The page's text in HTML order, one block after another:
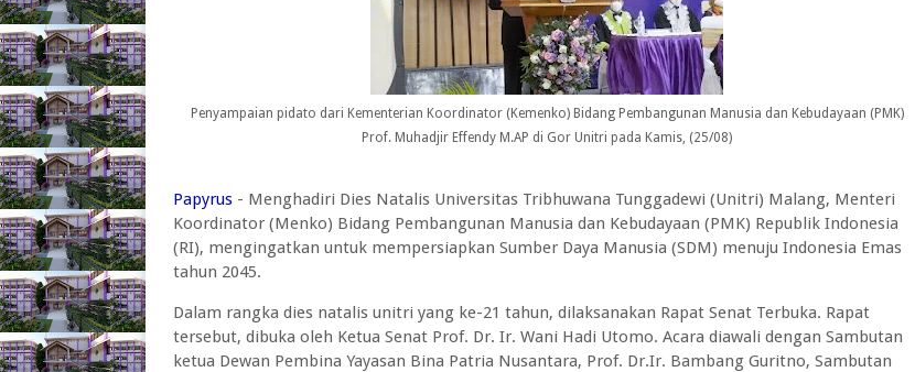
Penyampaian pidato dari Kementerian Koordinator (Kemenko) Bidang Pembangunan Manusia dan Kebudayaan (PMK)
Prof. Muhadjir Effendy M.AP di Gor Unitri pada Kamis, (25/08)
Papyrus - Menghadiri Dies Natalis Universitas Tribhuwana Tunggadewi (Unitri) Malang, Menteri
Koordinator (Menko) Bidang Pembangunan Manusia dan Kebudayaan (PMK) Republik Indonesia
(RI), mengingatkan untuk mempersiapkan Sumber Daya Manusia (SDM) menuju Indonesia Emas
tahun 2045.
Dalam rangka dies natalis unitri yang ke-21 tahun, dilaksanakan Rapat Senat Terbuka. Rapat
tersebut, dibuka oleh Ketua Senat Prof. Dr. Ir. Wani Hadi Utomo. Acara diawali dengan Sambutan
ketua Dewan Pembina Yayasan Bina Patria Nusantara, Prof. Dr.Ir. Bambang Guritno, Sambutan